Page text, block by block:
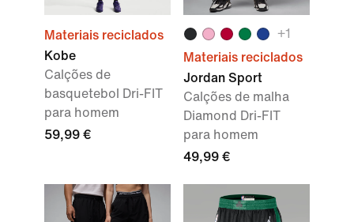
Materiais reciclados
Kobe
Calções de
basquetebol Dri-FIT
para homem
59,99 €
+1
Materiais reciclados
Jordan Sport
Calções de malha
Diamond Dri-FIT
para homem
49,99 €